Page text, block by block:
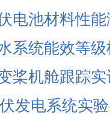
电池材料性
系统能效等
桨机舱跟踪
发电系统实